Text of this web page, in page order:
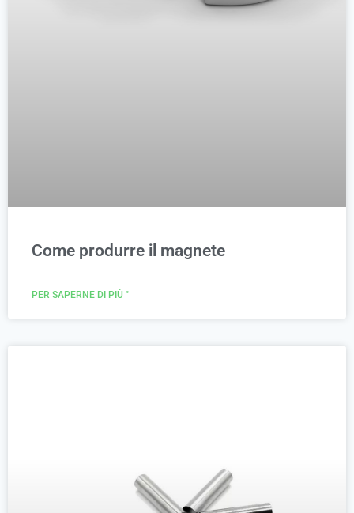
Come produrre il magnete
PER SAPERNE DI PIÙ "